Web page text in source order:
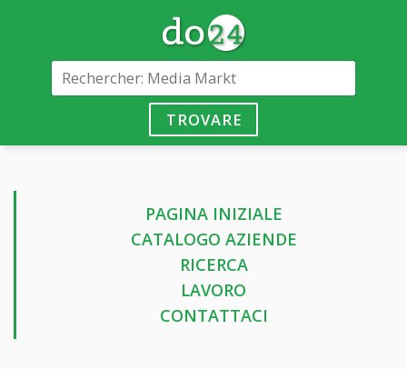
TROVARE
PAGINA INIZIALE
CATALOGO AZIENDE
RICERCA
LAVORO
CONTATTACI